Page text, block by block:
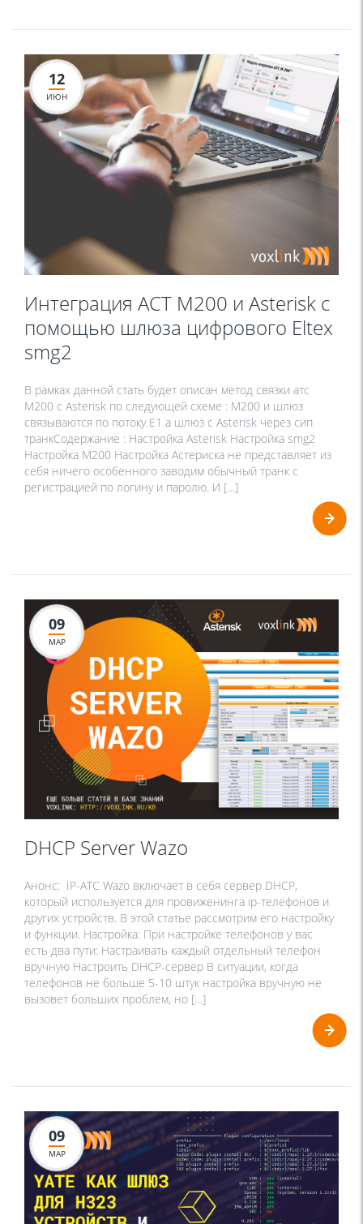
12
ИЮН
Интеграция АСТ М200 и Asterisk с
помощью шлюза цифрового Eltex
smg2
В рамках данной стать будет описан метод связки атс
М200 с Asterisk по следующей схеме : М200 и шлюз
связываются по потоку Е1 а шлюз с Asterisk через сип
транкСодержание : Настройка Asterisk Настройка smg2
Настройка М200 Настройка Астериска не представляет из
себя ничего особенного заводим обычный транк с
регистрацией по логину и паролю. И […]
09
МАР
DHCP Server Wazo
Анонс: IP-ATC Wazo включает в себя сервер DHCP,
который используется для провиженинга ip-телефонов и
других устройств. В этой статье рассмотрим его настройку
и функции. Настройка: При настройке телефонов у вас
есть два пути: Настраивать каждый отдельный телефон
вручную Настроить DHCP-сервер В ситуации, когда
телефонов не больше 5-10 штук настройка вручную не
вызовет больших проблем, но […]
09
МАР